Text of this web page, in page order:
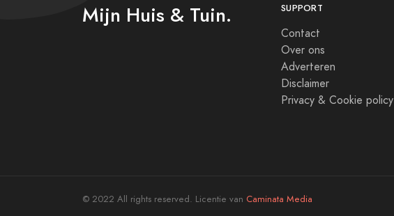
Mijn Huis & Tuin. SUPPORT
Contact
Over ons
Adverteren
Disclaimer
Privacy & Cookie policy
© 2022 All rights reserved. Licentie van Caminata Media